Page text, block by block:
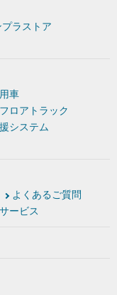
プラストア
車
ロアトラック
システム
よくあるご質問
ービス